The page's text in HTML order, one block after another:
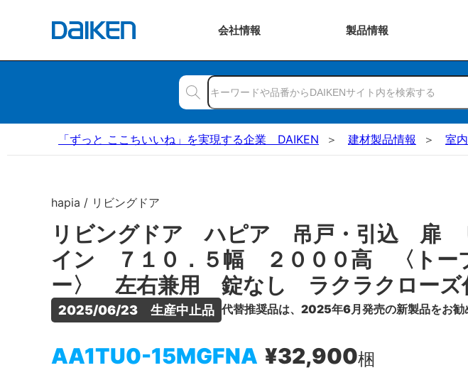
会社情報 製品情報
「ずっと ここちいいね」を実現する企業 DAIKEN 建材製品情報 室
hapia / リビングドア
リビングドア ハピア 吊戸・引込 扉
イン ７１０．５幅 ２０００高 〈トー
ー〉 左右兼用 錠なし ラクラクローズ
2025/06/23　生産中止品 代替推奨品は、2025年6月発売の新製品をお勧
AA1TU0-15MGFNA ¥32,900梱